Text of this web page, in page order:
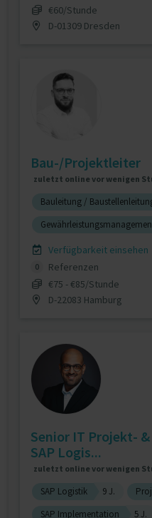
€60/Stunde
D-01309 Dresden
Bau-/Projektleiter
zuletzt online vor wenigen
Bauleitung /
Verfügbarkeit einsehen
0
Referenzen
€75 - €85/Stunde
D-22083 Hamburg
Senior IT Projekt-
SAP Logis...
zuletzt online vor wenigen
SAP Logistik 9 J.
SAP Implementation
5 J.